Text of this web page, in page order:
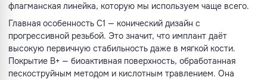
флагманская линейка, которую мы используем чаще всего.
Главная особенность C1 — конический дизайн с
прогрессивной резьбой. Это значит, что имплант даёт
высокую первичную стабильность даже в мягкой кости.
Покрытие B+ — биоактивная поверхность, обработанная
пескоструйным методом и кислотным травлением. Она